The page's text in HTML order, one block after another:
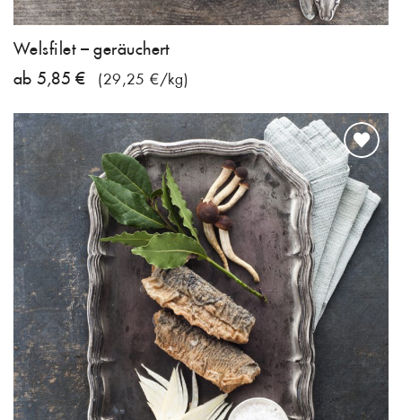
Welsfilet – geräuchert
ab 5,85 €
(29,25 €/kg)